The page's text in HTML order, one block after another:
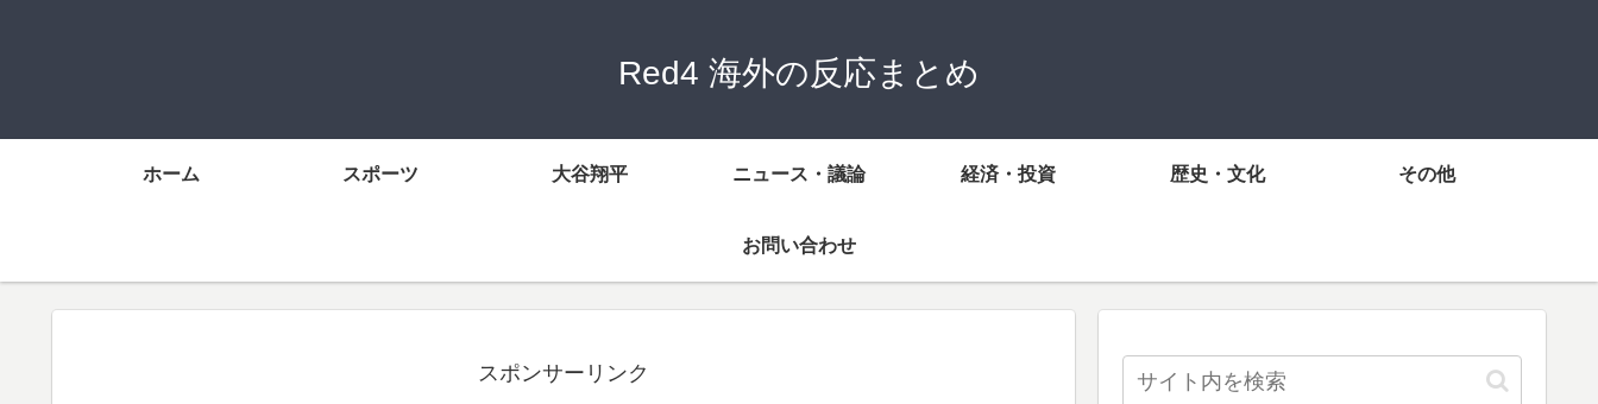
Red4 海外の反応まとめ
ホーム スポーツ 大谷翔平 ニュース・議論 経済・投資 歴史・文化 その他
お問い合わせ
スポンサーリンク